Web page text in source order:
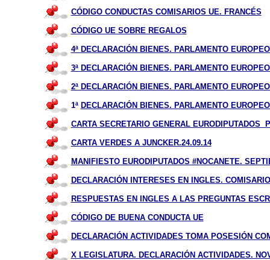
CÓDIGO CONDUCTAS COMISARIOS UE. FRANCÉS
CÓDIGO UE SOBRE REGALOS
4ª DECLARACIÓN BIENES. PARLAMENTO
3ª DECLARACIÓN BIENES. PARLAMENTO
2ª DECLARACIÓN BIENES. PARLAMENTO
1ª DECLARACIÓN BIENES. PARLAMENTO
CARTA SECRETARIO GENERAL EURODIPUTADOS
CARTA VERDES A JUNCKER.24.09.14
MANIFIESTO EURODIPUTADOS #NOCANETE.
DECLARACIÓN INTERESES EN INGLES.
RESPUESTAS EN INGLES A LAS PREGUNTAS
CÓDIGO DE BUENA CONDUCTA UE
DECLARACIÓN ACTIVIDADES TOMA POSESIÓN
X LEGISLATURA. DECLARACIÓN ACTIVIDADES.